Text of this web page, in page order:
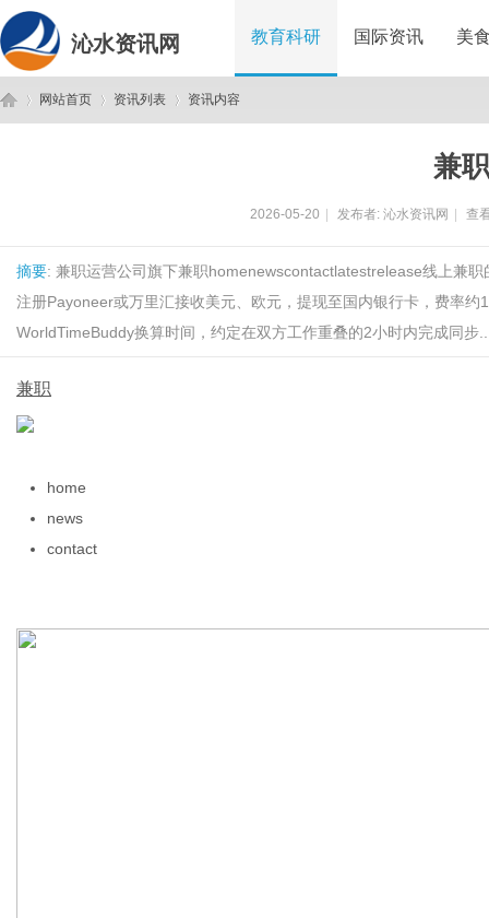
沁水资讯网 教育科研 国际资讯 美
网站首页 资讯列表 资讯内容
兼职
2026-05-20 发布者: 沁水资讯网 查
摘要: 兼职运营公司旗下兼职homenewscontactlatestrelease线上兼
注册Payoneer或万里汇接收美元、欧元，提现至国内银行卡，费率
WorldTimeBuddy换算时间，约定在双方工作重叠的2小时内完成同步
兼职
home
news
contact